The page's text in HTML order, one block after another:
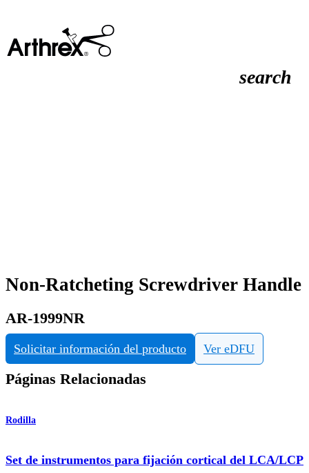
search
Non-Ratcheting Screwdriver Handle
AR-1999NR
Solicitar información del producto Ver eDFU
Páginas Relacionadas
Rodilla
Set de instrumentos para fijación cortical del LCA/LCP